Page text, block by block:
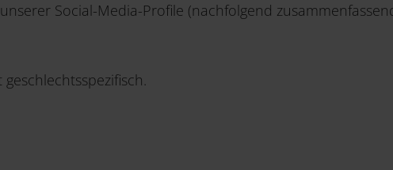
Social-Media-Profile (nachfolgend